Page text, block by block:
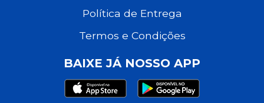
Política de Entrega
Termos e Condições
BAIXE JÁ NOSSO APP